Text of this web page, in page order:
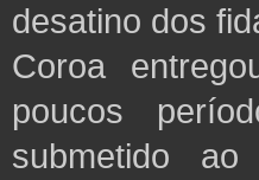
desatino dos
Coroa
poucos
submetido